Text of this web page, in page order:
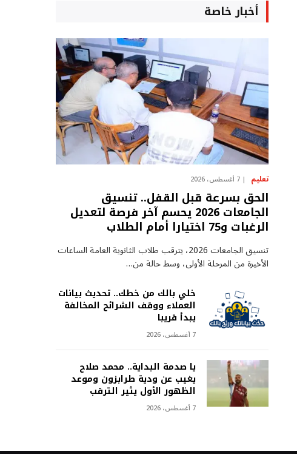
أخبار خاصة
تعليم 7 أغسطس، 2026
الحق بسرعة قبل القفل.. تنسيق
الجامعات 2026 يحسم آخر فرصة لتعديل
الرغبات و75 اختيارا أمام الطلاب
تنسيق الجامعات 2026، يترقب طلاب الثانوية العامة الساعات
الأخيرة من المرحلة الأولى، وسط حالة من…
خلي بالك من خطك.. تحديث بيانات
العملاء ووقف الشرائح المخالفة
يبدأ قريبا
7 أغسطس، 2026
يا صدمة البداية.. محمد صلاح
يغيب عن ودية طرابزون وموعد
الظهور الأول يثير الترقب
7 أغسطس، 2026